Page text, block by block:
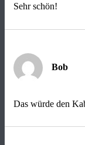
Sehr schön!
Bob
Das würde den